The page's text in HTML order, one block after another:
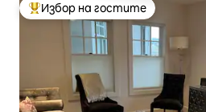
Най-популярен избор на
Избор на гостите